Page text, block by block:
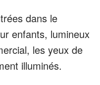
dans le
enfants, lumineux
les yeux de
illuminés.